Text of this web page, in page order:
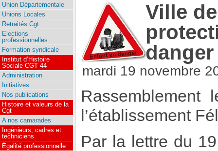
Ville
danger
mardi 19 novembre
l’établissement
Par la lettre du
Union Départementale
Unions Locales
Retraités Cgt
Elections
professionnelles
Formation syndicale
Institut d’Histoire
Sociale CGT 44
Administration
Initiatives
Nos publications
Histoire et valeurs de la
Cgt
A nos camarades
Ingénieurs, cadres et
techniciens
Égalité professionnelle